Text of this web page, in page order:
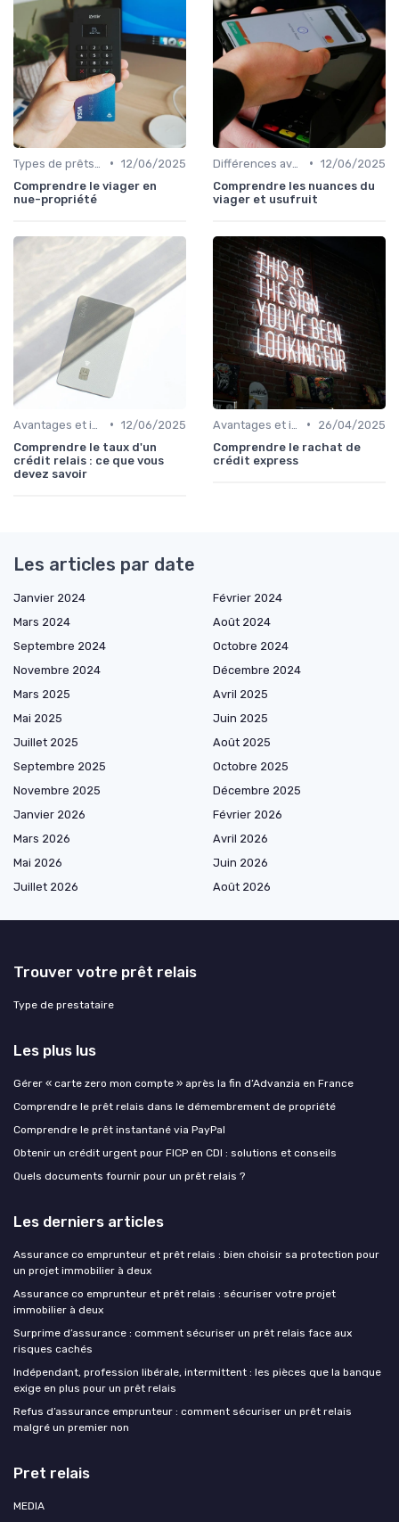
• 12/06/2025
Comprendre le viager en
nue-propriété
• 12/06/2025
Comprendre les nuances du
viager et usufruit
• 12/06/2025
Comprendre le taux d'un
crédit relais : ce que vous
devez savoir
•
26/04/2025
Comprendre le rachat de
crédit express
Les articles par date
Janvier 2024
Février 2024
Mars 2024
Août 2024
Septembre 2024
Octobre 2024
Novembre 2024
Décembre 2024
Mars 2025
Avril 2025
Mai 2025
Juin 2025
Juillet 2025
Août 2025
Septembre 2025
Octobre 2025
Novembre 2025
Décembre 2025
Janvier 2026
Février 2026
Mars 2026
Avril 2026
Mai 2026
Juin 2026
Juillet 2026
Août 2026
Trouver votre prêt relais
Type de prestataire
Les plus lus
Gérer « carte zero mon compte » après la fin d’Advanzia en France
Comprendre le prêt relais dans le démembrement de propriété
Comprendre le prêt instantané via PayPal
Obtenir un crédit urgent pour FICP en CDI : solutions et conseils
Quels documents fournir pour un prêt relais ?
Les derniers articles
Assurance co emprunteur et prêt relais : bien choisir sa protection pour
un projet immobilier à deux
Assurance co emprunteur et prêt relais : sécuriser votre projet
immobilier à deux
Surprime d’assurance : comment sécuriser un prêt relais face aux
risques cachés
Indépendant, profession libérale, intermittent : les pièces que la banque
exige en plus pour un prêt relais
Refus d’assurance emprunteur : comment sécuriser un prêt relais
malgré un premier non
Pret relais
MEDIA